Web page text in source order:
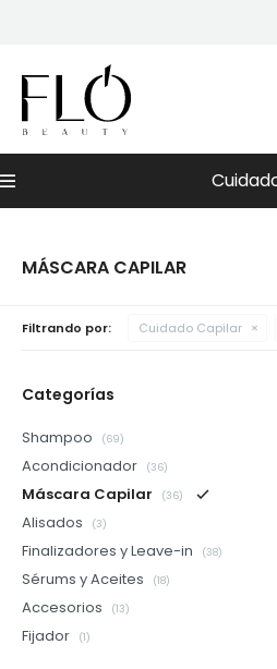
Menú
MÁSCARA CAPILAR
Filtrando por: Cuidado Capilar
Categorías
Shampoo (69)
Acondicionador (36)
Máscara Capilar (36)
Alisados (3)
Finalizadores y Leave-in (38)
Sérums y Aceites (18)
Accesorios (13)
Fijador (1)